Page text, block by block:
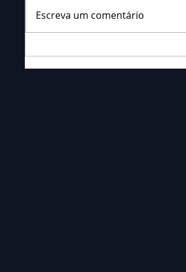
Falecimento: Sr. Neri
Ornieski
Escreva um comentário